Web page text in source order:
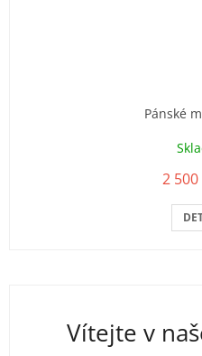
Pánské
2 500
Vítejte v